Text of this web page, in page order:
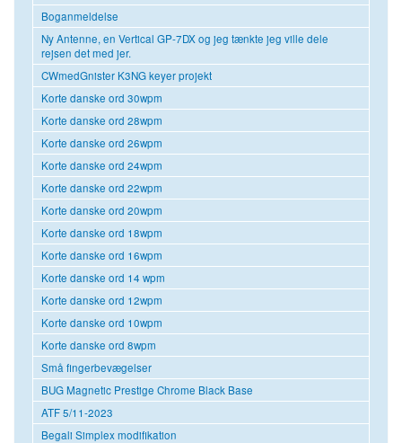
Boganmeldelse
Ny Antenne, en Vertical GP-7DX og jeg tænkte jeg ville dele
rejsen det med jer.
CWmedGnister K3NG keyer projekt
Korte danske ord 30wpm
Korte danske ord 28wpm
Korte danske ord 26wpm
Korte danske ord 24wpm
Korte danske ord 22wpm
Korte danske ord 20wpm
Korte danske ord 18wpm
Korte danske ord 16wpm
Korte danske ord 14 wpm
Korte danske ord 12wpm
Korte danske ord 10wpm
Korte danske ord 8wpm
Små fingerbevægelser
BUG Magnetic Prestige Chrome Black Base
ATF 5/11-2023
Begali Simplex modifikation